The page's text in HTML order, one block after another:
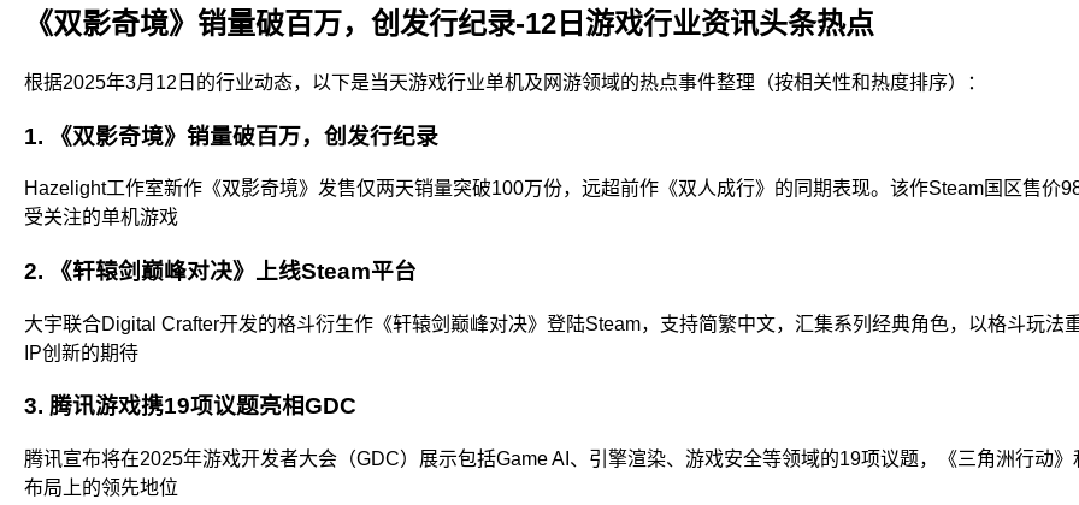
​《双影奇境》销量破百万，创发行纪录-12日游戏行业资讯头条热点
根据2025年3月12日的行业动态，以下是当天游戏行业单机及网游领域的热点事件整理（按相关性和热度排序）：
1. ​ ​《双影奇境》销量破百万，创发行纪录
Hazelight工作室新作《双影奇境》发售仅两天销量突破100万份，远超前作《双人成行》的同期表现。该作Steam国区售价
受关注的单机游戏
2. ​ ​《轩辕剑巅峰对决》上线Steam平台
大宇联合Digital Crafter开发的格斗衍生作《轩辕剑巅峰对决》登陆Steam，支持简繁中文，汇集系列经典角色，以格斗玩
IP创新的期待
3. ​ 腾讯游戏携19项议题亮相GDC
腾讯宣布将在2025年游戏开发者大会（GDC）展示包括Game AI、引擎渲染、游戏安全等领域的19项议题，《三角洲行动
布局上的领先地位